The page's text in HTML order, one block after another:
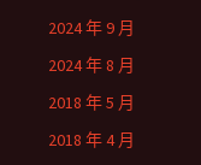
2024 年 9 月
2024 年 8 月
2018 年 5 月
2018 年 4 月